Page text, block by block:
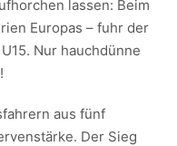
lassen: Beim
Europas – fuhr der
Nur hauchdünne
aus fünf
Der Sieg